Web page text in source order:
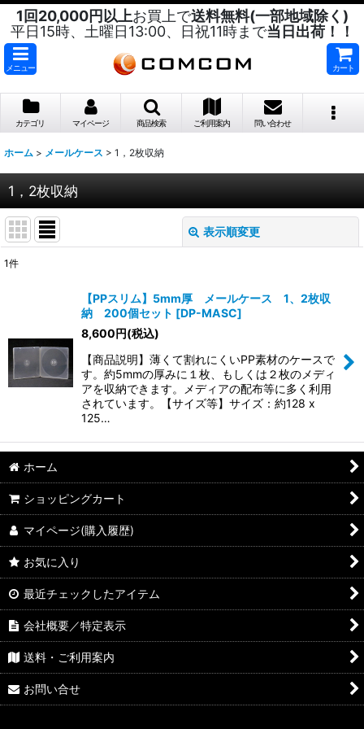
1回20,000円以上お買上で送料無料(一部地域除く)
平日15時、土曜日13:00、日祝11時まで当日出荷！！
メニュー カート
カテゴリ マイページ 商品検索 ご利用案内 問い合わせ
ホーム > メールケース > 1，2枚収納
1，2枚収納
表示順変更
絞り込む
1件
【PPスリム】5mm厚 メールケース 1、2枚収
納 200個セット [DP-MASC]
8,600円(税込)
【商品説明】薄くて割れにくいPP素材のケースで
す。約5mmの厚みに１枚、もしくは２枚のメディ
アを収納できます。メディアの配布等に多く利用
されています。【サイズ等】サイズ：約128 x
125…
ホーム
ショッピングカート
マイページ(購入履歴)
お気に入り
最近チェックしたアイテム
会社概要／特定表示
送料・ご利用案内
お問い合せ